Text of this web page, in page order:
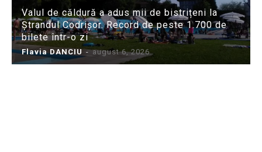
Valul de căldură a adus mii de bistrițeni la
Ștrandul Codrișor. Record de peste 1.700 de
bilete într-o zi
Flavia DANCIU - august 6, 2026